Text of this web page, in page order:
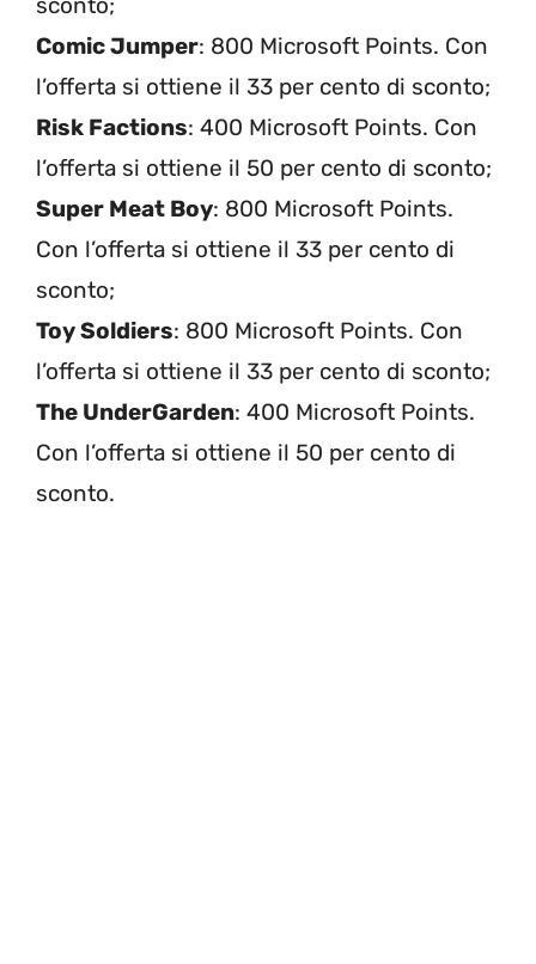
sconto;
Comic Jumper: 800 Microsoft Points. Con
l’offerta si ottiene il 33 per cento di sconto;
Risk Factions: 400 Microsoft Points. Con
l’offerta si ottiene il 50 per cento di sconto;
Super Meat Boy: 800 Microsoft Points.
Con l’offerta si ottiene il 33 per cento di
sconto;
Toy Soldiers: 800 Microsoft Points. Con
l’offerta si ottiene il 33 per cento di sconto;
The UnderGarden: 400 Microsoft Points.
Con l’offerta si ottiene il 50 per cento di
sconto.